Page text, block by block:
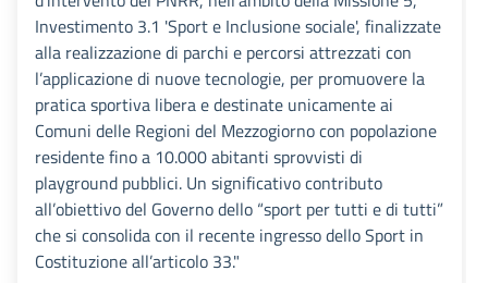
Investimento 3.1 'Sport e Inclusione sociale', finalizzate
alla realizzazione di parchi e percorsi attrezzati con
l’applicazione di nuove tecnologie, per promuovere la
pratica sportiva libera e destinate unicamente ai
Comuni delle Regioni del Mezzogiorno con popolazione
residente fino a 10.000 abitanti sprovvisti di
playground pubblici. Un significativo contributo
all’obiettivo del Governo dello “sport per tutti e di tutti”
che si consolida con il recente ingresso dello Sport in
Costituzione all’articolo 33."